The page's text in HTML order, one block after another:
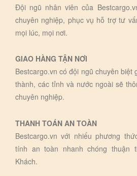
Đội ngũ nhân viên của
chuyên nghiệp, phục vụ hỗ trợ tư
mọi lúc, mọi nơi.
GIAO HÀNG TẬN NƠI
Bestcargo.vn có đội ngũ chuyên biệt
thành, các tỉnh và nước ngoài sẽ
chuyên nghiệp.
THANH TOÁN AN TOÀN
Bestcargo.vn với nhiếu phương
tính an toàn nhanh chóng thuận
Khách.